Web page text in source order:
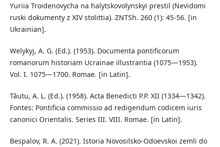
Yuriia Troidenovycha na halytskovolynskyi prestil (Nevidomi
ruski dokumenty z XIV stolittia). ZNTSh. 260 (1): 45-56. [in
Ukrainian].
Welykyj, A. G. (Ed.). (1953). Documenta pontificorum
romanorum historiam Ucrainae illustrantia (1075—1953).
Vol. I. 1075—1700. Romae. [in Latin].
Tăutu, A. L. (Ed.). (1958). Acta Benedicti P.P. XII (1334—1342).
Fontes: Pontificia commissio ad redigendum codicem iuris
canonici Orientalis. Series III. VIII. Romae. [in Latin].
Bespalov, R. A. (2021). Istoria Novosilsko-Odoevskoi zemli do